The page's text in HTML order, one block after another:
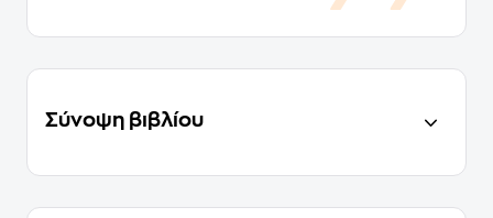
Σύνοψη βιβλίου